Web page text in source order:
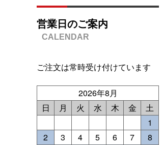
営業日のご案内
ご注文は常時受け付けています
2026年8月
日
月 火 水 木 金
土
1
2
3 4 5 6 7
8